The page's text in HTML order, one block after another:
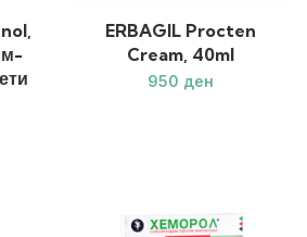
ERBAGIL Procten
Cream, 40ml
ден